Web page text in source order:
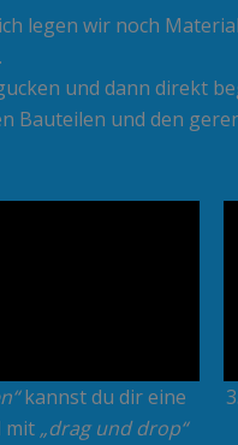
legen wir noch
und dann direkt
Bauteilen und den
kannst du dir eine
mit „drag und drop“